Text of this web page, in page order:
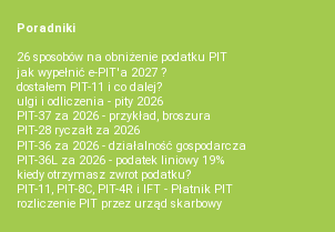
Poradniki
26 sposobów na obniżenie podatku PIT
jak wypełnić e-PIT'a 2027 ?
dostałem PIT-11 i co dalej?
ulgi i odliczenia - pity 2026
PIT-37 za 2026 - przykład, broszura
PIT-28 ryczałt za 2026
PIT-36 za 2026 - działalność gospodarcza
PIT-36L za 2026 - podatek liniowy 19%
kiedy otrzymasz zwrot podatku?
PIT-11, PIT-8C, PIT-4R i IFT - Płatnik PIT
rozliczenie PIT przez urząd skarbowy